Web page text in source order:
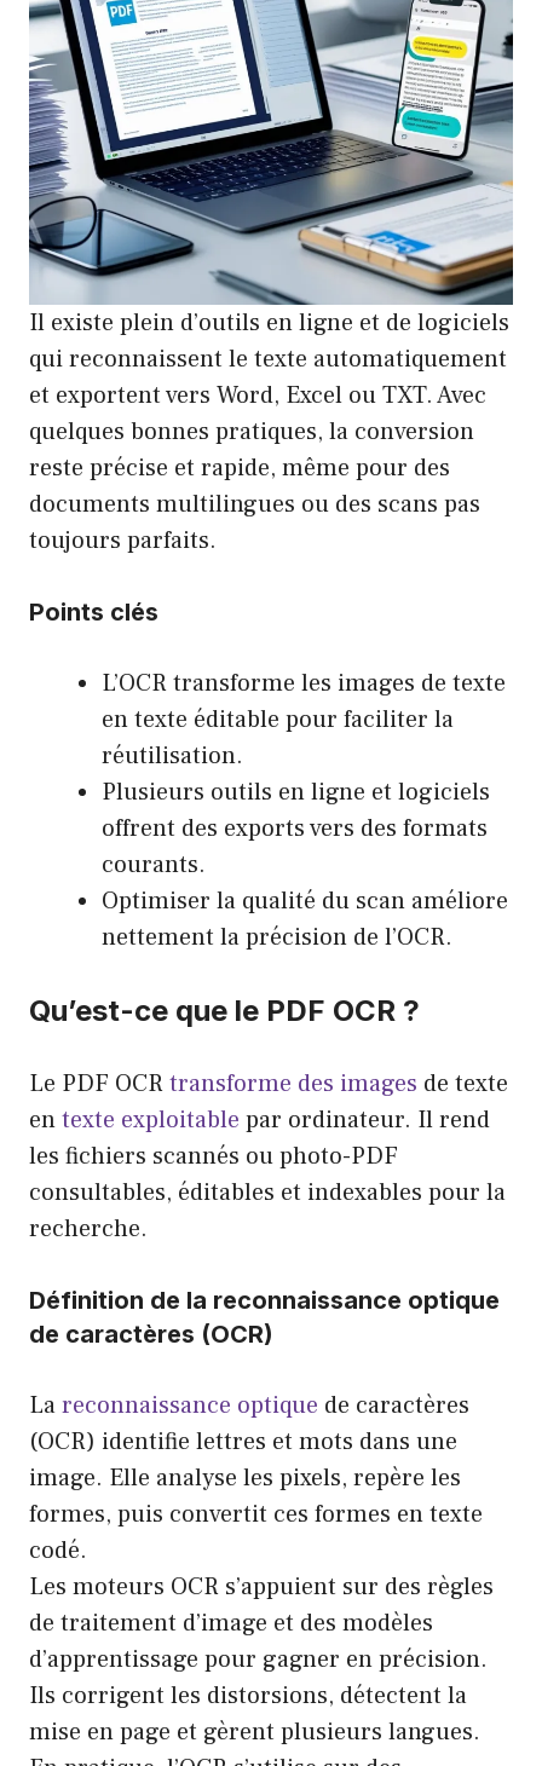
Il existe plein d’outils en ligne et de logiciels
qui reconnaissent le texte automatiquement
et exportent vers Word, Excel ou TXT. Avec
quelques bonnes pratiques, la conversion
reste précise et rapide, même pour des
documents multilingues ou des scans pas
toujours parfaits.
Points clés
L’OCR transforme les images de texte
en texte éditable pour faciliter la
réutilisation.
Plusieurs outils en ligne et logiciels
offrent des exports vers des formats
courants.
Optimiser la qualité du scan améliore
nettement la précision de l’OCR.
Qu’est-ce que le PDF OCR ?
Le PDF OCRtransforme des images de texte
entexte exploitable par ordinateur. Il rend
les fichiers scannés ou photo-PDF
consultables, éditables et indexables pour la
recherche.
Définition de la reconnaissance optique
de caractères (OCR)
Lareconnaissance optique de caractères
(OCR) identifie lettres et mots dans une
image. Elle analyse les pixels, repère les
formes, puis convertit ces formes en texte
codé.
Les moteurs OCR s’appuient sur des règles
de traitement d’image et des modèles
d’apprentissage pour gagner en précision.
Ils corrigent les distorsions, détectent la
mise en page et gèrent plusieurs langues.